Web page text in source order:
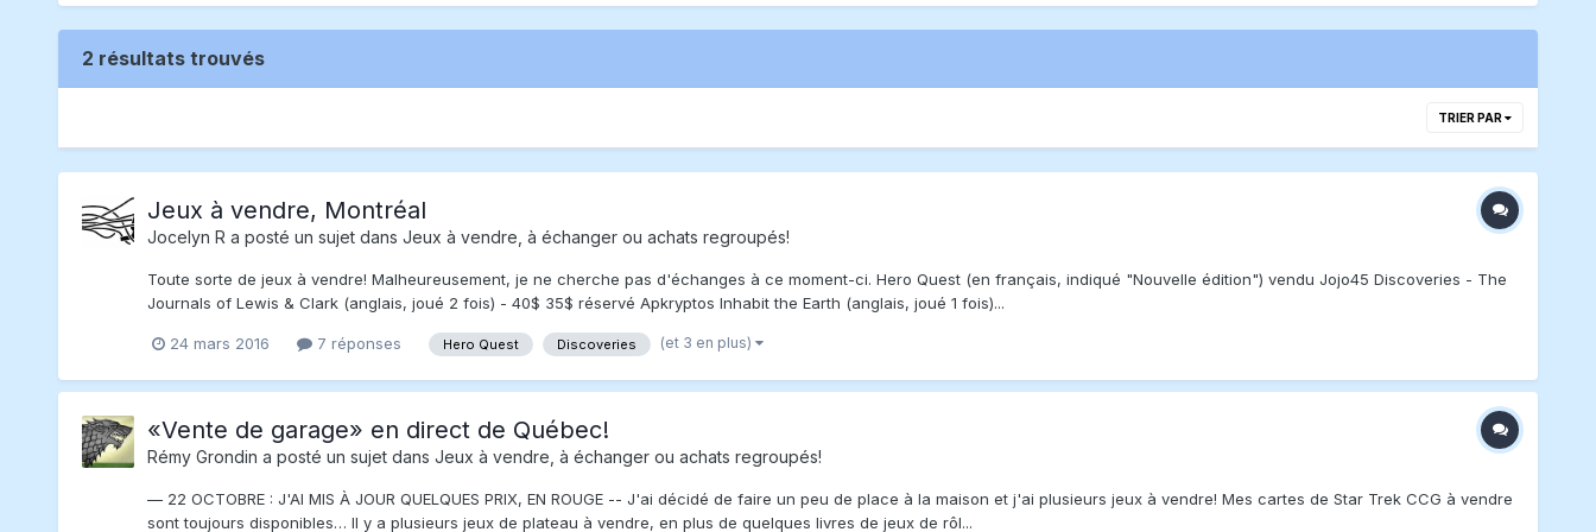
2 résultats trouvés
TRIER PAR
Jeux à vendre, Montréal
Jocelyn R a posté un sujet dans Jeux à vendre, à échanger ou achats regroupés!
Toute sorte de jeux à vendre! Malheureusement, je ne cherche pas d'échanges à ce moment-ci. Hero Quest (en français, indiqué "Nouvelle édition") vendu Jojo45 Discoveries - The
Journals of Lewis & Clark (anglais, joué 2 fois) - 40$ 35$ réservé Apkryptos Inhabit the Earth (anglais, joué 1 fois)...
24 mars 2016 7 réponses Hero Quest Discoveries (et 3 en plus)
«Vente de garage» en direct de Québec!
Rémy Grondin a posté un sujet dans Jeux à vendre, à échanger ou achats regroupés!
— 22 OCTOBRE : J'AI MIS À JOUR QUELQUES PRIX, EN ROUGE -- J'ai décidé de faire un peu de place à la maison et j'ai plusieurs jeux à vendre! Mes cartes de Star Trek CCG à vendre
sont toujours disponibles… Il y a plusieurs jeux de plateau à vendre, en plus de quelques livres de jeux de rôl...